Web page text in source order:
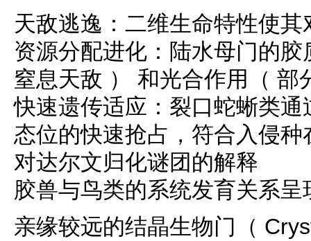
天敌逃逸：二维生命特性使
资源分配进化：陆水母门的
窒息天敌 ） 和光合作用（ 部
快速遗传适应：裂口蛇蜥类
态位的快速抢占，符合入侵
对达尔文归化谜团的解释
胶兽与鸟类的系统发育关系呈
亲缘较远的结晶生物门（